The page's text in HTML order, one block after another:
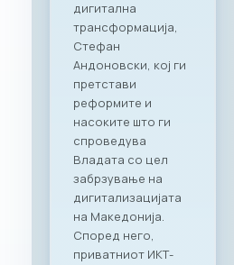
особена чест што
го одбележуваме
почетокот на ова
стратешко
партнерство со
МАСИТ. Веруваме
дека оваа
соработка ќе
донесе нови
можности и
вистинска
додадена
вредност за
компаниите